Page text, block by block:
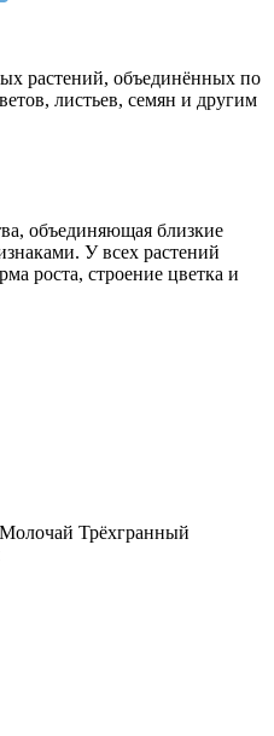
растений, объединённых по
листьев, семян и другим
объединяющая близкие
У всех растений
роста, строение цветка и
Трёхгранный